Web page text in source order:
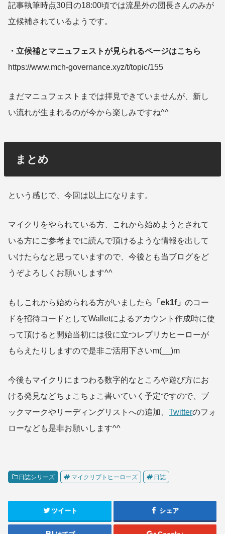
記事執筆時点30日の18:00頃では流星外の団長さんのみが
立候補されているようです。
・立候補とマニュフェストが見られるページはこちら
https://www.mch-governance.xyz/t/topic/155
まだマニュフェストまでは拝見できていませんが、新し
い流れが生まれるのが今から楽しみですね^^
まとめ
という感じで、今回は以上になります。
マイクリをやられている方、これから始めようとされて
いる方にご参考までに読んで頂けるような情報を出して
いけたらなと思っていますので、今後とも当ブログをど
うぞよろしくお願いします^^
もしこれから始められる方がいましたら 「ek1f」のコー
ドを招待コードとしてWalletによるアカウント作成時に使
って頂けると開始当初には役に立つレプリカヒーローが
もらえたりしますので是非ご活用下さいm(__)m
今後もマイクリにまつわる数字的なところや遊び方にお
ける発見などちょこちょこ書いていく予定ですので、ブ
ックマークやリーディングリストへの追加、Twitterのフォ
ローなども是非お願いします^^
日誌シリーズ マイクリプトヒーローズ 日誌
ツイート シェア